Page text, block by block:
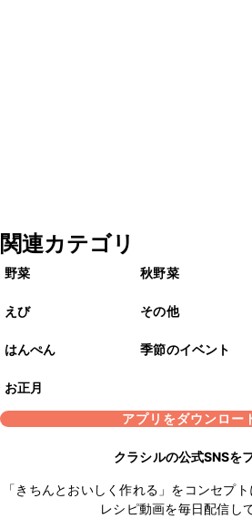
関連カテゴリ
野菜 秋野菜
えび その他
はんぺん 季節のイベント
お正月
アプリをダウンロー
クラシルの公式SNSを
「きちんとおいしく作れる」をコンセプ
レシピ動画を毎日配信し